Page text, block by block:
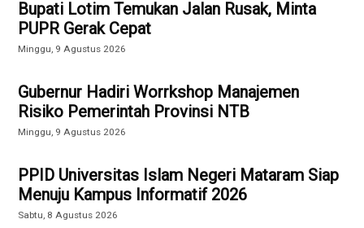
Bupati Lotim Temukan Jalan Rusak, Minta
PUPR Gerak Cepat
Minggu, 9 Agustus 2026
Gubernur Hadiri Worrkshop Manajemen
Risiko Pemerintah Provinsi NTB
Minggu, 9 Agustus 2026
PPID Universitas Islam Negeri Mataram Siap
Menuju Kampus Informatif 2026
Sabtu, 8 Agustus 2026